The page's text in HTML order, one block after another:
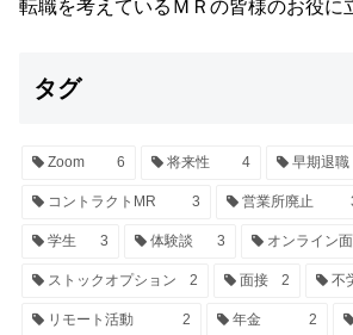
転職を考えているＭＲの皆様のお役に
タグ
Zoom 6 将来性 4 早期退職
コントラクトMR 3 営業所廃止
学生 3 体験談 3 オンライン
ストックオプション 2 面接 2 不
リモート活動 2 年金 2